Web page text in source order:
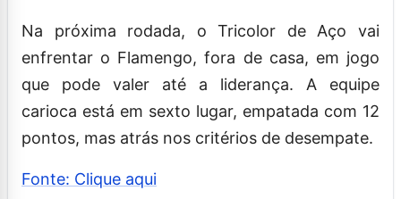
Na próxima rodada, o Tricolor de Aço vai
enfrentar o Flamengo, fora de casa, em jogo
que pode valer até a liderança. A equipe
carioca está em sexto lugar, empatada com 12
pontos, mas atrás nos critérios de desempate.
Fonte: Clique aqui